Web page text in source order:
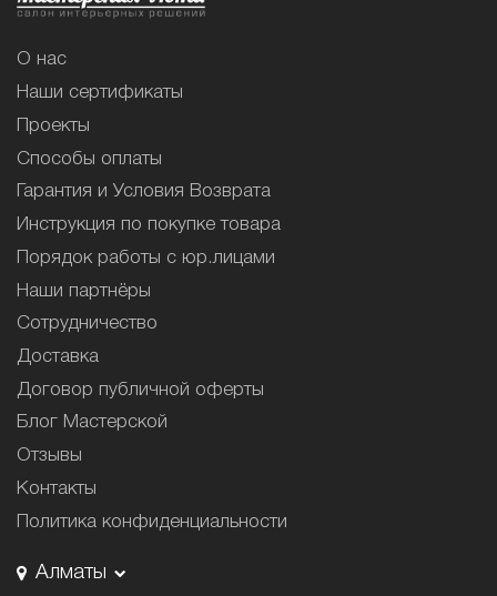
О нас
Наши сертификаты
Проекты
Способы оплаты
Гарантия и Условия Возврата
Инструкция по покупке товара
Порядок работы с юр.лицами
Наши партнёры
Сотрудничество
Доставка
Договор публичной оферты
Блог Мастерской
Отзывы
Контакты
Политика конфиденциальности
Алматы